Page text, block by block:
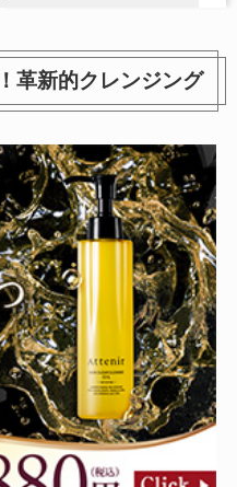
アンドラム アロマティック ハ
参考価格：3,300円
商品を見る
革新的クレンジング